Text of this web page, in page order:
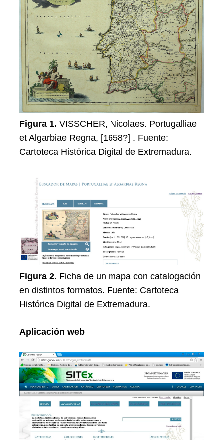
Figura 1. VISSCHER, Nicolaes. Portugalliae
et Algarbiae Regna, [1658?] . Fuente:
Cartoteca Histórica Digital de Extremadura.
Figura 2. Ficha de un mapa con catalogación
en distintos formatos. Fuente: Cartoteca
Histórica Digital de Extremadura.
Aplicación web